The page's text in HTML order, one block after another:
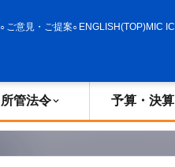
ご意見・ご提案 ENGLISH(TOP)MIC
所管法令 予算・決算